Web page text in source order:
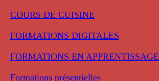
COURS DE CUISINE
FORMATIONS DIGITALES
FORMATIONS EN APPRENTISSAGE
Formations présentielles